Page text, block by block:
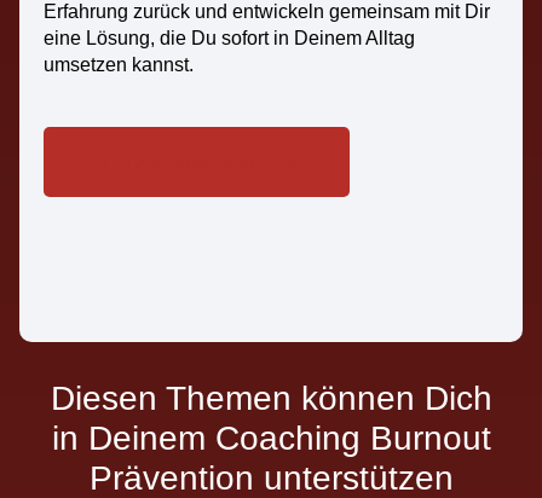
Erfahrung zurück und entwickeln gemeinsam mit Dir
eine Lösung, die Du sofort in Deinem Alltag
umsetzen kannst.
Diesen Themen können Dich
in Deinem Coaching Burnout
Prävention unterstützen